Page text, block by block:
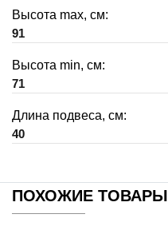
Высота max, см:
91
Высота min, см:
71
Длина подвеса, см:
40
ПОХОЖИЕ ТОВАРЫ